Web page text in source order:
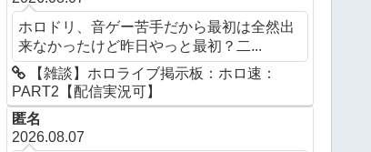
ホロドリ、音ゲー苦手だから最初は全然出
来なかったけど昨日やっと最初？二...
【雑談】ホロライブ掲示板：ホロ速：
PART2【配信実況可】
匿名
2026.08.07